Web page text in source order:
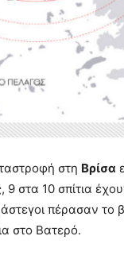
στη Βρίσα
9 στα 10 σπίτια
πέρασαν
στο Βατερό.